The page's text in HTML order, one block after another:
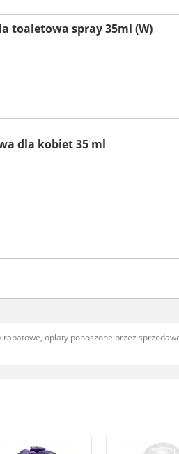
toaletowa spray 35ml (W)
dla kobiet 35 ml
opłaty ponoszone przez